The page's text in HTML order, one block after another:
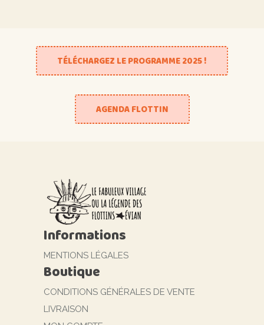
TÉLÉCHARGEZ LE PROGRAMME 2025 !
AGENDA FLOTTIN
Informations
MENTIONS LÉGALES
Boutique
CONDITIONS GÉNÉRALES DE VENTE
LIVRAISON